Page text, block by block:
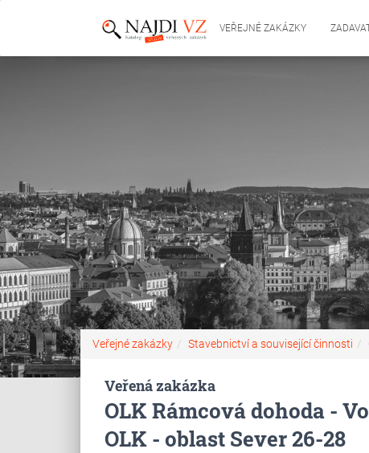
VEŘEJNÉ ZAKÁZKY
Veřejné zakázky Stavebnictví a související činnosti
Veřená zakázka
OLK Rámcová dohoda -
OLK - oblast Sever 26-28